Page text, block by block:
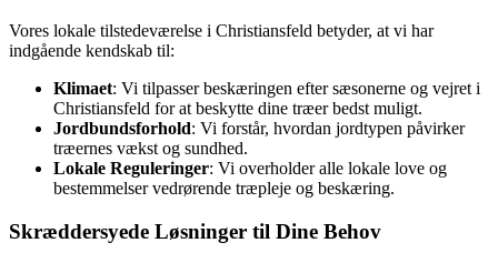
Vores lokale tilstedeværelse i Christiansfeld betyder, at vi har
indgående kendskab til:
Klimaet: Vi tilpasser beskæringen efter sæsonerne og vejret i
Christiansfeld for at beskytte dine træer bedst muligt.
Jordbundsforhold: Vi forstår, hvordan jordtypen påvirker
træernes vækst og sundhed.
Lokale Reguleringer: Vi overholder alle lokale love og
bestemmelser vedrørende træpleje og beskæring.
Skræddersyede Løsninger til Dine Behov